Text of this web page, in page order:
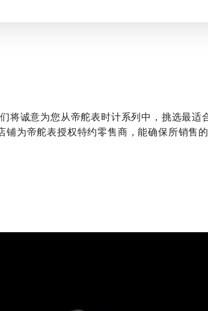
将诚意为您从帝舵表时计系列中，挑选最适
为帝舵表授权特约零售商，能确保所销售